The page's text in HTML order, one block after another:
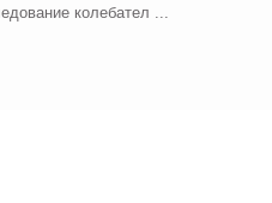
колебател ...